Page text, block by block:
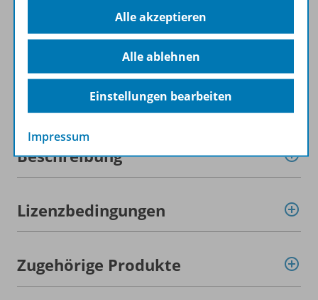
Zur Webseite
Produktinformationen
Beschreibung
Lizenzbedingungen
Zugehörige Produkte
Alle akzeptieren
Alle ablehnen
Einstellungen bearbeiten
Impressum